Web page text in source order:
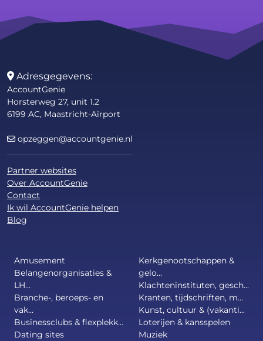
Adresgegevens:
AccountGenie
Horsterweg 27, unit 1.2
6199 AC, Maastricht-Airport
opzeggen@accountgenie.nl
Partner websites
Over AccountGenie
Contact
Ik wil AccountGenie helpen
Blog
Amusement
Belangenorganisaties &
LH...
Branche-, beroeps- en
vak...
Businessclubs & flexplekk...
Dating sites
Kerkgenootschappen &
gelo...
Klachteninstituten, gesch...
Kranten, tijdschriften, m...
Kunst, cultuur & (vakanti...
Loterijen & kansspelen
Muziek